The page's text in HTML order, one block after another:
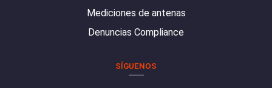
Mediciones de antenas
Denuncias Compliance
SÍGUENOS